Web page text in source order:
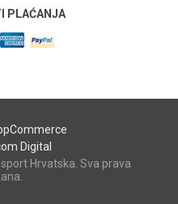
PLAĆANJA
Digital
Hrvatska. Sva prava